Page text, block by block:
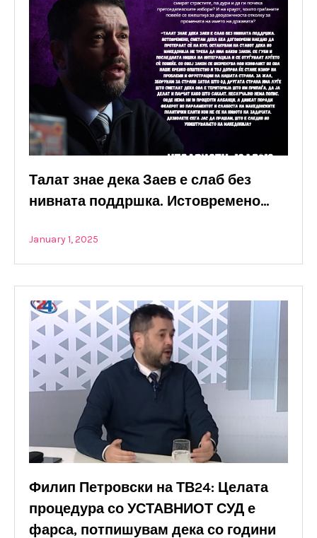
Талат знае дека Заев е слаб без
нивната поддршка. Истовремено…
January 1, 2025
Филип Петровски на ТВ24: Целата
процедура со УСТАВНИОТ СУД е
фарса, потпишувам дека со години